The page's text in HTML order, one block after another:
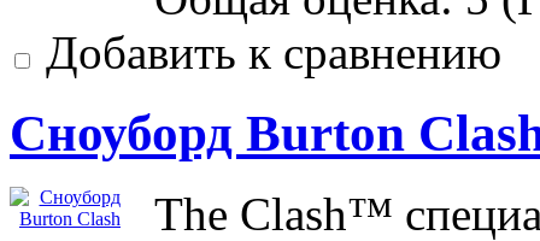
Добавить к сравнению
Сноуборд Burton
The Clash™